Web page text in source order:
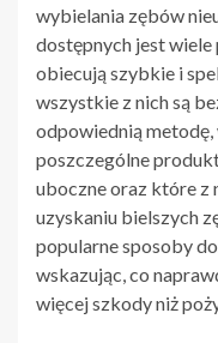
wybielania zębów
dostępnych jest
obiecują szybkie i
wszystkie z nich są
odpowiednią metodę,
poszczególne
uboczne oraz które z
uzyskaniu bielszych
popularne sposoby
wskazując, co
więcej szkody niż